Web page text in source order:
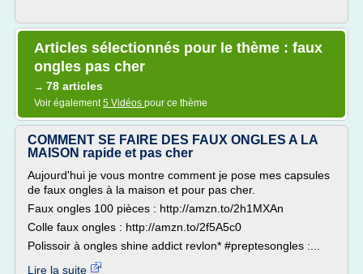
Articles sélectionnés pour le thème : faux
ongles pas cher
→ 78 articles
Voir également5 Vidéos pour ce thème
COMMENT SE FAIRE DES FAUX ONGLES A LA
MAISON rapide et pas cher
Aujourd'hui je vous montre comment je pose mes capsules
de faux ongles à la maison et pour pas cher.
Faux ongles 100 pièces : http://amzn.to/2h1MXAn
Colle faux ongles : http://amzn.to/2f5A5c0
Polissoir à ongles shine addict revlon* #preptesongles :...
Lire la suite